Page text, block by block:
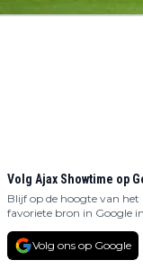
Volg Ajax Showtime op
Blijf op de hoogte van
favoriete bron in Google
Volg ons op Google